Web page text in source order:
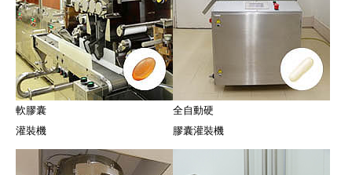
軟膠囊
灌裝機
全自動硬
膠囊灌裝機